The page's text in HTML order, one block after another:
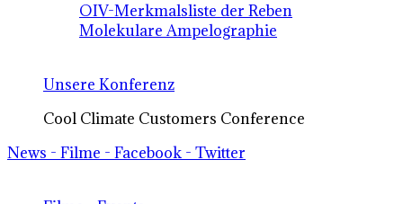
OIV-Merkmalsliste der Reben
Molekulare Ampelographie
Unsere Konferenz
Cool Climate Customers Conference
News - Filme - Facebook - Twitter